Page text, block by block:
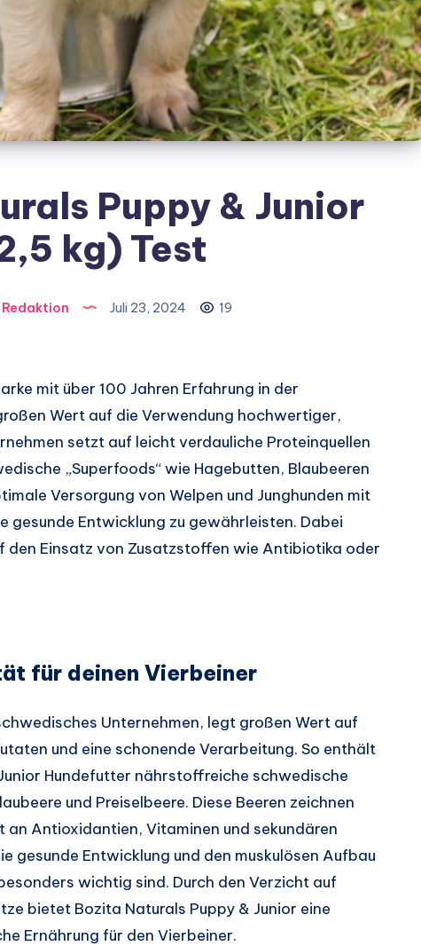
Puppy & Junior
kg) Test
Redaktion Juli 23, 2024 19
mit über 100 Jahren Erfahrung in der
Wert auf die Verwendung hochwertiger,
setzt auf leicht verdauliche Proteinquellen
„Superfoods“ wie Hagebutten, Blaubeeren
Versorgung von Welpen und Junghunden mit
Entwicklung zu gewährleisten. Dabei
Einsatz von Zusatzstoffen wie Antibiotika oder
für deinen Vierbeiner
Unternehmen, legt großen Wert auf
und eine schonende Verarbeitung. So enthält
Hundefutter nährstoffreiche schwedische
und Preiselbeere. Diese Beeren zeichnen
an Antioxidantien, Vitaminen und sekundären
gesunde Entwicklung und den muskulösen Aufbau
wichtig sind. Durch den Verzicht auf
bietet Bozita Naturals Puppy & Junior eine
Ernährung für den Vierbeiner.